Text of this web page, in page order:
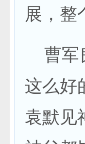
展，整
曹军
这么好
袁默见